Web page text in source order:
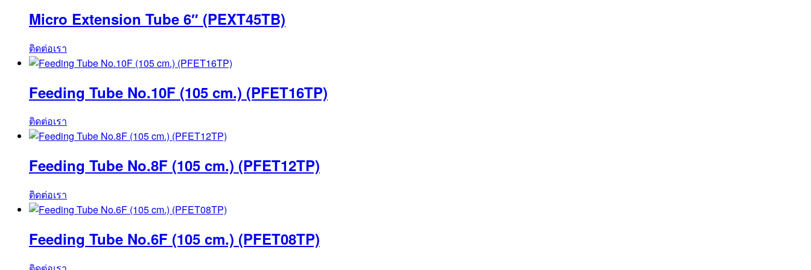
Micro Extension Tube 6″ (PEXT45TB)
ติดต่อเรา
Feeding Tube No.10F (105 cm.) (PFET16TP)
ติดต่อเรา
Feeding Tube No.8F (105 cm.) (PFET12TP)
ติดต่อเรา
Feeding Tube No.6F (105 cm.) (PFET08TP)